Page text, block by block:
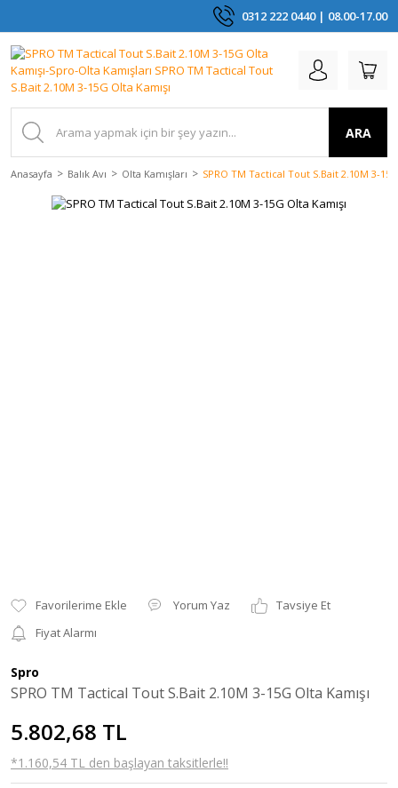
0312 222 0440 | 08.00-17.00
ARA
Anasayfa Balık Avı Olta Kamışları SPRO TM Tactical Tout S.Bait 2.10M 3-
Yorum Yaz
Tavsiye Et
Fiyat Alarmı
Spro
SPRO TM Tactical Tout S.Bait 2.10M 3-15G Olta Kamışı
5.802,68 TL
*1.160,54 TL den başlayan taksitlerle!!